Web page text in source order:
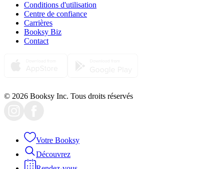
Conditions d'utilisation
Centre de confiance
Carrières
Booksy Biz
Contact
© 2026 Booksy Inc. Tous droits réservés
Votre Booksy
Découvrez